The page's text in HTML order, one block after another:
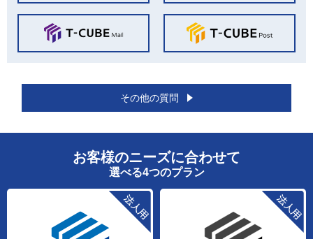
その他の質問
お客様のニーズに合わせて
選べる4つのプラン